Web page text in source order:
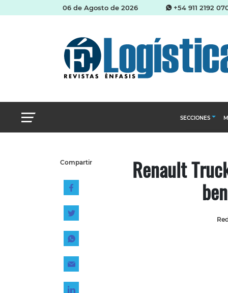
06 de Agosto de 2026 +54 911 2192
SECCIONES
Almacenes e
Cadena de
Logística y
Management
Compartir Renault